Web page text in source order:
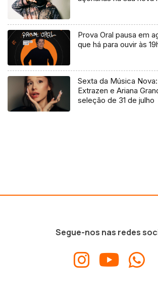
Prova Oral pausa em
que há para ouvir às
Sexta da Música
Extrazen e Ariana
seleção de 31 de julho
Segue-nos nas redes